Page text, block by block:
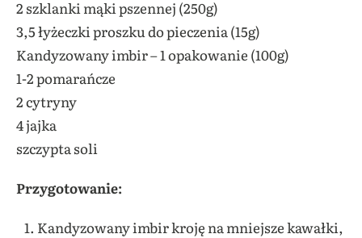
2 szklanki mąki pszennej (250g)
3,5 łyżeczki proszku do pieczenia (15g)
Kandyzowany imbir – 1 opakowanie (100g)
1-2 pomarańcze
2 cytryny
4 jajka
szczypta soli
Przygotowanie:
Kandyzowany imbir kroję na mniejsze kawałki,